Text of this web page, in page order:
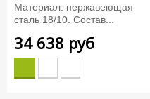
Материал: нержавеющая
сталь 18/10. Состав...
34 638 руб